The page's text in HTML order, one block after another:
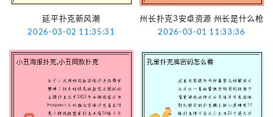
延平扑克新风潮
2026-03-02 11:35:31
州长扑克3安卓资源 州长是什么枪
2026-03-01 11:33:36